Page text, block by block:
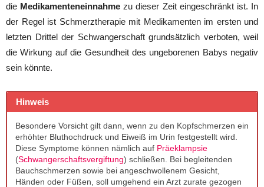
die Medikamenteneinnahme zu dieser Zeit eingeschränkt ist. In
der Regel ist Schmerztherapie mit Medikamenten im ersten und
letzten Drittel der Schwangerschaft grundsätzlich verboten, weil
die Wirkung auf die Gesundheit des ungeborenen Babys negativ
sein könnte.
Hinweis
Besondere Vorsicht gilt dann, wenn zu den Kopfschmerzen ein
erhöhter Bluthochdruck und Eiweiß im Urin festgestellt wird.
Diese Symptome können nämlich auf Präeklampsie
(Schwangerschaftsvergiftung) schließen. Bei begleitenden
Bauchschmerzen sowie bei angeschwollenem Gesicht,
Händen oder Füßen, soll umgehend ein Arzt zurate gezogen